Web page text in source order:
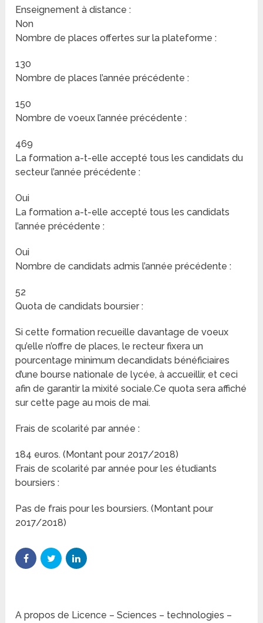
Enseignement à distance :
Non
Nombre de places offertes sur la plateforme :
130
Nombre de places l’année précédente :
150
Nombre de voeux l’année précédente :
469
La formation a-t-elle accepté tous les candidats du
secteur l’année précédente :
Oui
La formation a-t-elle accepté tous les candidats
l’année précédente :
Oui
Nombre de candidats admis l’année précédente :
52
Quota de candidats boursier :
Si cette formation recueille davantage de voeux
qu’elle n’offre de places, le recteur fixera un
pourcentage minimum decandidats bénéficiaires
d’une bourse nationale de lycée, à accueillir, et ceci
afin de garantir la mixité sociale.Ce quota sera affiché
sur cette page au mois de mai.
Frais de scolarité par année :
184 euros. (Montant pour 2017/2018)
Frais de scolarité par année pour les étudiants
boursiers :
Pas de frais pour les boursiers. (Montant pour
2017/2018)
A propos de Licence – Sciences – technologies –